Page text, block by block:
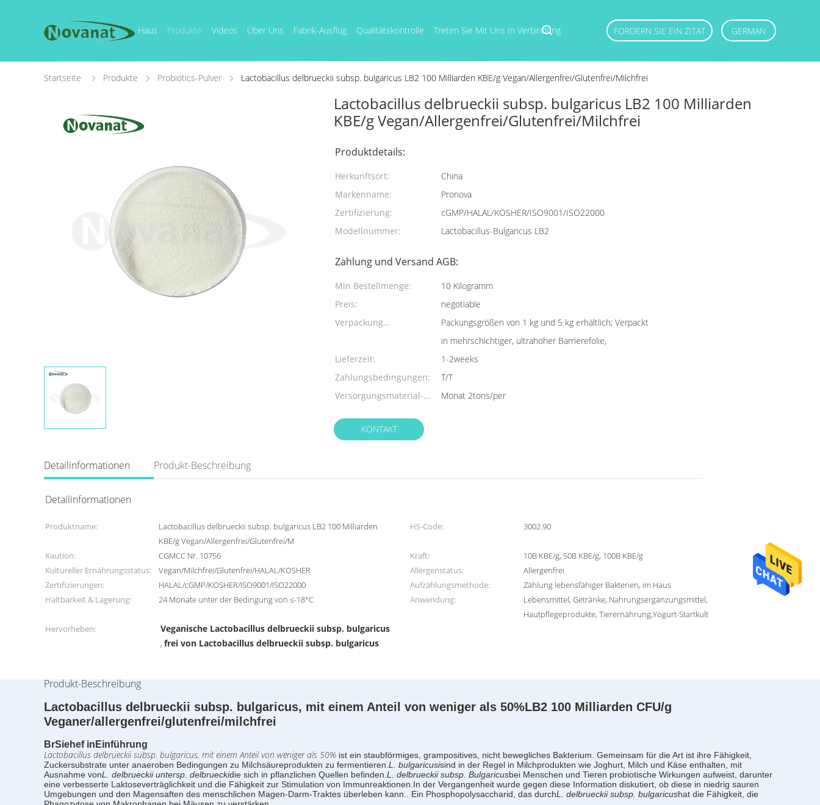
Haus Produkte Videos Über Uns Fabrik-Ausflug Qualitätskontrolle Treten Sie Mit Uns In Verbindung FORDERN SIE EIN ZITAT GERMAN
Startseite Produkte Probiotics-Pulver Lactobacillus delbrueckii subsp. bulgaricus LB2 100 Milliarden KBE/g Vegan/Allergenfrei/Glutenfrei/Milchfrei
Lactobacillus delbrueckii subsp. bulgaricus LB2 100 Milliarden
KBE/g Vegan/Allergenfrei/Glutenfrei/Milchfrei
Produktdetails:
Herkunftsort:
China
Markenname:
Pronova
Zertifizierung:
cGMP/HALAL/KOSHER/ISO9001/ISO22000
Modellnummer:
Lactobacillus-Bulgaricus LB2
Zahlung und Versand AGB:
Min Bestellmenge:
10 Kilogramm
Preis:
negotiable
Verpackung
Packungsgrößen von 1 kg und 5 kg erhältlich; Verpackt
in mehrschichtiger, ultrahoher Barrierefolie,
Lieferzeit:
1-2weeks
Zahlungsbedingungen:
T/T
Versorgungsmaterial-
Monat 2tons/per
KONTAKT
Detailinformationen Produkt-Beschreibung
Detailinformationen
Produktname:
Lactobacillus delbrueckii subsp. bulgaricus LB2 100 Milliarden
KBE/g Vegan/Allergenfrei/Glutenfrei/M
HS-Code: 3002.90
Kaution: CGMCC Nr. 10756 Kraft:
10B KBE/g, 50B KBE/g, 100B KBE/g
Kultureller Ernährungsstatus:
Vegan/Milchfrei/Glutenfrei/HALAL/KOSHER Allergenstatus:
Allergenfrei
Zertifizierungen:
HALAL/cGMP/KOSHER/ISO9001/ISO22000 Aufzählungsmethode:
Zählung lebensfähiger Bakterien, im Haus
Haltbarkeit & Lagerung:
24 Monate unter der Bedingung von ≤-18°C Anwendung:
Lebensmittel, Getränke, Nahrungsergänzungsmittel,
Hautpflegeprodukte, Tierernährung,Yogurt-Startkult
Hervorheben:
Veganische Lactobacillus delbrueckii subsp. bulgaricus
,frei von Lactobacillus delbrueckii subsp. bulgaricus
Produkt-Beschreibung
Lactobacillus delbrueckii subsp. bulgaricus, mit einem Anteil von weniger als 50%LB2 100 Milliarden CFU/g
Veganer/allergenfrei/glutenfrei/milchfrei
BrSiehef in Einführung
Lactobacillus delbrueckii subsp. bulgaricus, mit einem Anteil von weniger als 50% ist ein staubförmiges, grampositives, nicht bewegliches Bakterium. Gemeinsam für die Art ist ihre Fähigkeit,
Zuckersubstrate unter anaeroben Bedingungen zu Milchsäureprodukten zu fermentieren. L. bulgaricusisind in der Regel in Milchprodukten wie Joghurt, Milch und Käse enthalten, mit
Ausnahme vonL. delbrueckii untersp. delbrueckidie sich in pflanzlichen Quellen befinden. L. delbrueckii subsp. Bulgaricusbei Menschen und Tieren probiotische Wirkungen aufweist, darunter
eine verbesserte Laktoseverträglichkeit und die Fähigkeit zur Stimulation von Immunreaktionen.In der Vergangenheit wurde gegen diese Information diskutiert, ob diese in niedrig sauren
Umgebungen und den Magensaften des menschlichen Magen-Darm-Traktes überleben kann.. Ein Phosphopolysaccharid, das durchL. delbrueckii subsp. bulgaricushat die Fähigkeit, die